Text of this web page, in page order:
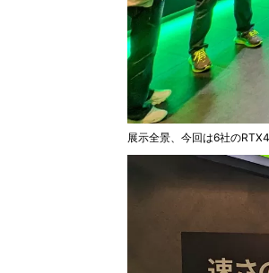
展示全景、今回は6社の